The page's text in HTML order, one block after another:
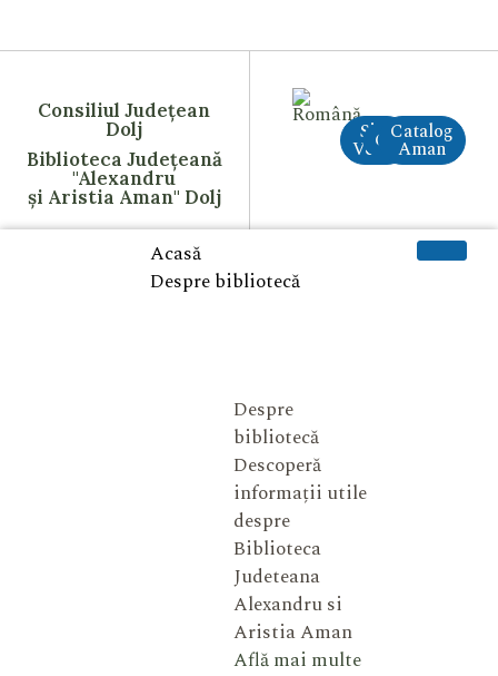
Consiliul Județean
Dolj
Biblioteca Județeană
"Alexandru
și Aristia Aman" Dolj
Site
VechiCreAI
Catalog
Aman
Acasă
Despre bibliotecă
Despre
bibliotecă
Descoperă
informații utile
despre
Biblioteca
Judeteana
Alexandru si
Aristia Aman
Află mai multe